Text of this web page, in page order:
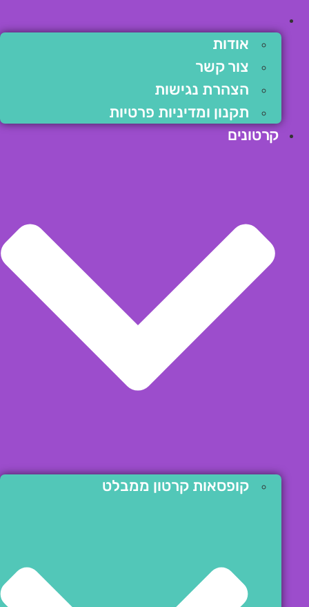
אודות
צור קשר
הצהרת נגישות
תקנון ומדיניות פרטיות
קרטונים
קופסאות קרטון ממבלט